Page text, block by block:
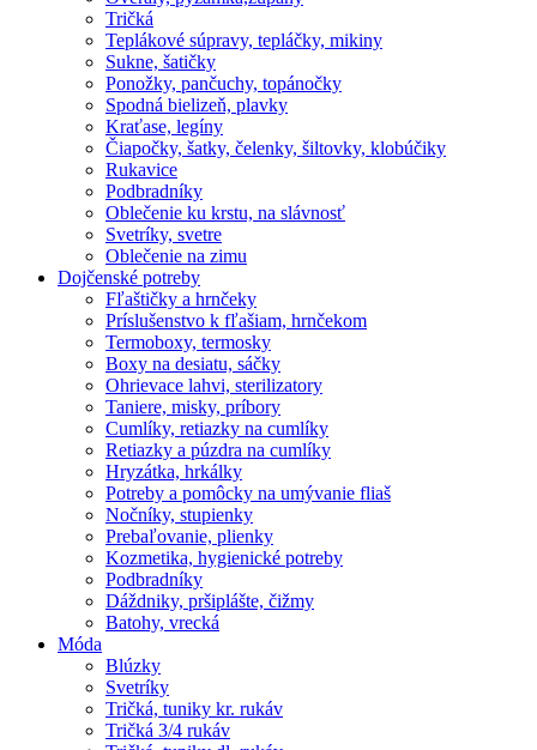
Tričká
Teplákové súpravy, tepláčky, mikiny
Sukne, šatičky
Ponožky, pančuchy, topánočky
Spodná bielizeň, plavky
Kraťase, legíny
Čiapočky, šatky, čelenky, šiltovky, klobúčiky
Rukavice
Podbradníky
Oblečenie ku krstu, na slávnosť
Svetríky, svetre
Oblečenie na zimu
Dojčenské potreby
Fľaštičky a hrnčeky
Príslušenstvo k fľašiam, hrnčekom
Termoboxy, termosky
Boxy na desiatu, sáčky
Ohrievace lahvi, sterilizatory
Taniere, misky, príbory
Cumlíky, retiazky na cumlíky
Retiazky a púzdra na cumlíky
Hryzátka, hrkálky
Potreby a pomôcky na umývanie fliaš
Nočníky, stupienky
Prebaľovanie, plienky
Kozmetika, hygienické potreby
Podbradníky
Dáždniky, pršiplášte, čižmy
Batohy, vrecká
Móda
Blúzky
Svetríky
Tričká, tuniky kr. rukáv
Tričká 3/4 rukáv